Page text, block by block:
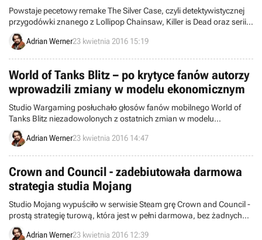
Powstaje pecetowy remake The Silver Case, czyli detektywistycznej
przygodówki znanego z Lollipop Chainsaw, Killer is Dead oraz serii
No More Heroes projektanta Suda 51. Będzie to pierwsza okazja do
zagrania w wersję anglojęzyczną gry, gdyż pierwowzór wydany na
Adrian Werner23 kwietnia 2016 15:19
World of Tanks Blitz – po krytyce fanów autorzy
wprowadzili zmiany w modelu ekonomicznym
Studio Wargaming posłuchało głosów fanów mobilnego World of
Tanks Blitz niezadowolonych z ostatnich zmian w modelu
ekonomicznym. Twórcy właśnie zaimplementowali modyfikacje,
które powinny naprawić tę sytuację.
Adrian Werner23 kwietnia 2016 14:47
Crown and Council - zadebiutowała darmowa
strategia studia Mojang
Studio Mojang wypuściło w serwisie Steam grę Crown and Council -
prostą strategię turową, która jest w pełni darmowa, bez żadnych
ukrytych opłat czy mikropłatności.
Adrian Werner23 kwietnia 2016 12:39